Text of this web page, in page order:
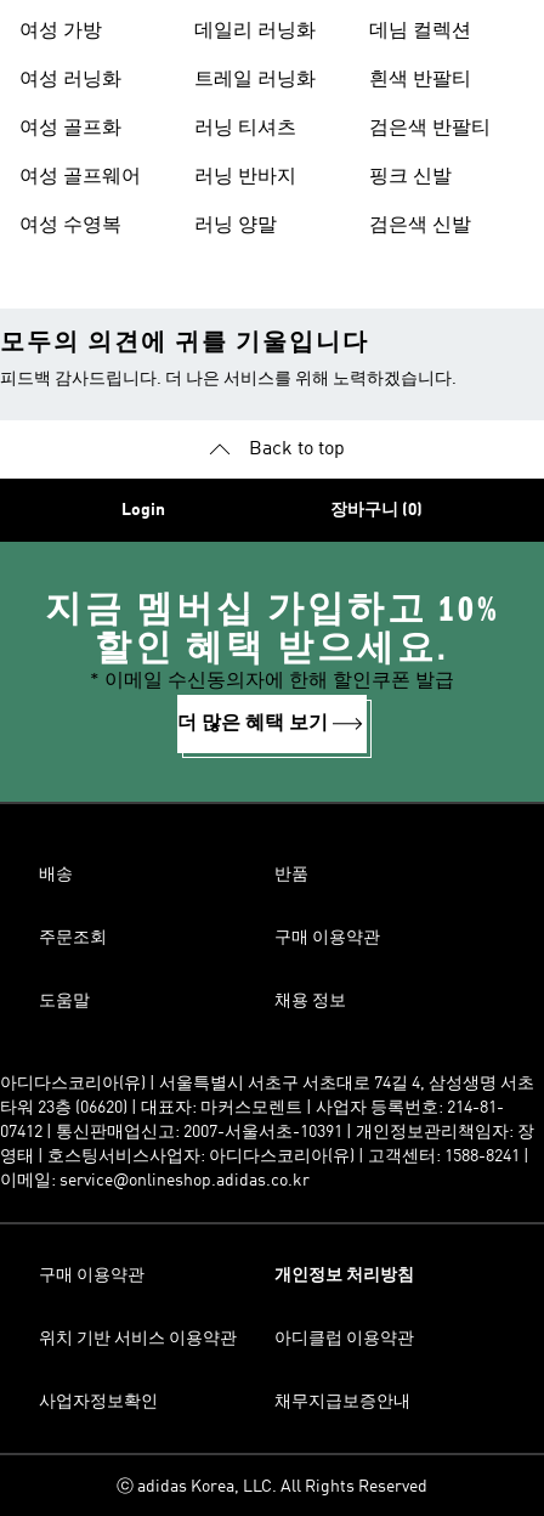
여성 가방
여성 러닝화
여성 골프화
여성 골프웨어
여성 수영복
데일리 러닝화
트레일 러닝화
러닝 티셔츠
러닝 반바지
러닝 양말
데님 컬렉션
흰색 반팔티
검은색 반팔티
핑크 신발
검은색 신발
모두의 의견에 귀를 기울입니다
피드백 감사드립니다. 더 나은 서비스를 위해 노력하겠습니다.
Back to top
Login 장바구니 (0)
지금 멤버십 가입하고 10%
할인 혜택 받으세요.
* 이메일 수신동의자에 한해 할인쿠폰 발급
더 많은 혜택 보기
배송 반품
주문조회 구매 이용약관
도움말 채용 정보
아디다스코리아(유) | 서울특별시 서초구 서초대로 74길 4, 삼성생명 서초
타워 23층 (06620) | 대표자: 마커스모렌트 | 사업자 등록번호: 214-81-
07412 | 통신판매업신고: 2007-서울서초-10391 | 개인정보관리책임자: 장
영태 | 호스팅서비스사업자: 아디다스코리아(유) | 고객센터: 1588-8241 |
이메일: service@onlineshop.adidas.co.kr
구매 이용약관 개인정보 처리방침
위치 기반 서비스 이용약관 아디클럽 이용약관
사업자정보확인 채무지급보증안내
ⓒ adidas Korea, LLC. All Rights Reserved